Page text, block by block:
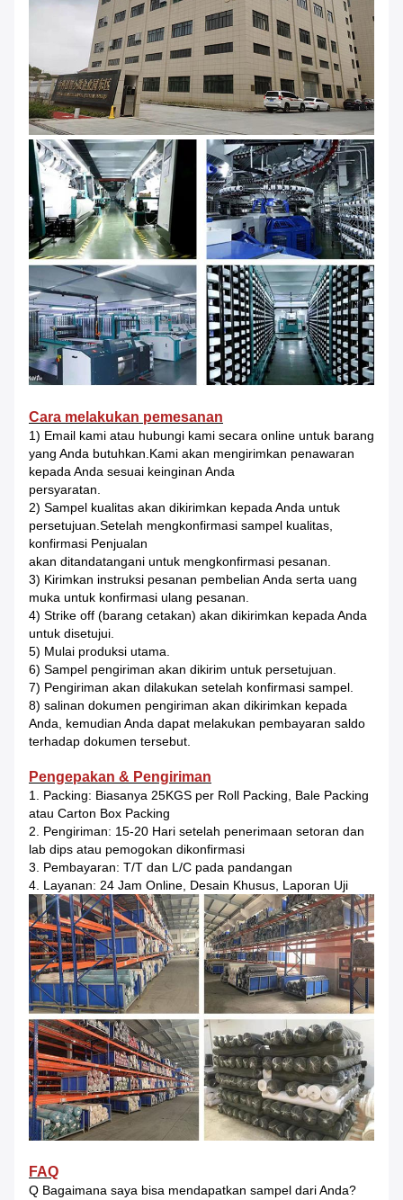
Cara melakukan pemesanan
1) Email kami atau hubungi kami secara online untuk barang
yang Anda butuhkan.Kami akan mengirimkan penawaran
kepada Anda sesuai keinginan Anda
persyaratan.
2) Sampel kualitas akan dikirimkan kepada Anda untuk
persetujuan.Setelah mengkonfirmasi sampel kualitas,
konfirmasi Penjualan
akan ditandatangani untuk mengkonfirmasi pesanan.
3) Kirimkan instruksi pesanan pembelian Anda serta uang
muka untuk konfirmasi ulang pesanan.
4) Strike off (barang cetakan) akan dikirimkan kepada Anda
untuk disetujui.
5) Mulai produksi utama.
6) Sampel pengiriman akan dikirim untuk persetujuan.
7) Pengiriman akan dilakukan setelah konfirmasi sampel.
8) salinan dokumen pengiriman akan dikirimkan kepada
Anda, kemudian Anda dapat melakukan pembayaran saldo
terhadap dokumen tersebut.
Pengepakan & Pengiriman
1. Packing: Biasanya 25KGS per Roll Packing, Bale Packing
atau Carton Box Packing
2. Pengiriman: 15-20 Hari setelah penerimaan setoran dan
lab dips atau pemogokan dikonfirmasi
3. Pembayaran: T/T dan L/C pada pandangan
4. Layanan: 24 Jam Online, Desain Khusus, Laporan Uji
FAQ
Q Bagaimana saya bisa mendapatkan sampel dari Anda?